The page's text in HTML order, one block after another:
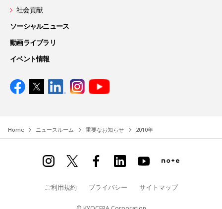
社会貢献
ソーシャルニュース
動画ライブラリ
イベント情報
Home ニュースルーム 重要なお知らせ 2010年
ご利用規約 プライバシー サイトマップ